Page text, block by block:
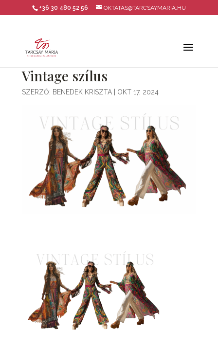
+36 30 480 52 56 OKTATAS@TARCSAYMARIA.HU
Vintage szílus
SZERZŐ: BENEDEK KRISZTA| OKT 17, 2024